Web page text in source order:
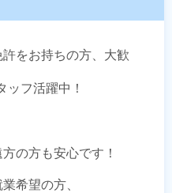
をお持ちの方、大歓
フ活躍中！
の方も安心です！
希望の方、